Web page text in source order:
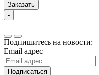
Заказать
-
Подпишитесь на новости:
Email адрес
Подписаться